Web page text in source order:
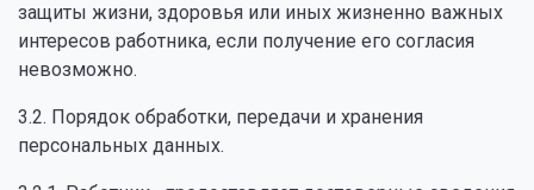
защиты жизни, здоровья или иных жизненно важных
интересов работника, если получение его согласия
невозможно.
3.2. Порядок обработки, передачи и хранения
персональных данных.